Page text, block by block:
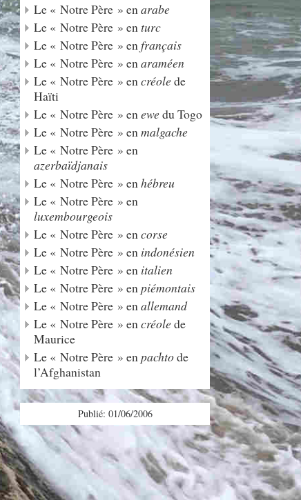
Le « Notre Père » enarabe
Le « Notre Père » enturc
Le « Notre Père » enfrançais
Le « Notre Père » enaraméen
Le « Notre Père » encréolede
Haïti
Le « Notre Père » enewedu Togo
Le « Notre Père » enmalgache
Le « Notre Père » en
azerbaïdjanais
Le « Notre Père » enhébreu
Le « Notre Père » en
luxembourgeois
Le « Notre Père » encorse
Le « Notre Père » en indonésien
Le « Notre Père » en italien
Le « Notre Père » enpiémontais
Le « Notre Père » enallemand
Le « Notre Père » encréolede
Maurice
Le « Notre Père » enpachtode
l’Afghanistan
Publié: 01/06/2006